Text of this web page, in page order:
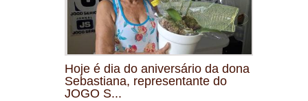
Hoje é dia do aniversário da dona
Sebastiana, representante do
JOGO S...